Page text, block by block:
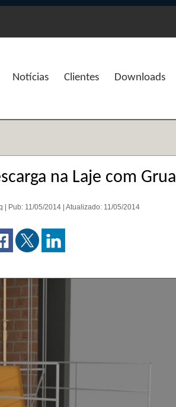
Notícias Clientes Downloads
na Laje com Grua
| Pub: 11/05/2014 | Atualizado: 11/05/2014